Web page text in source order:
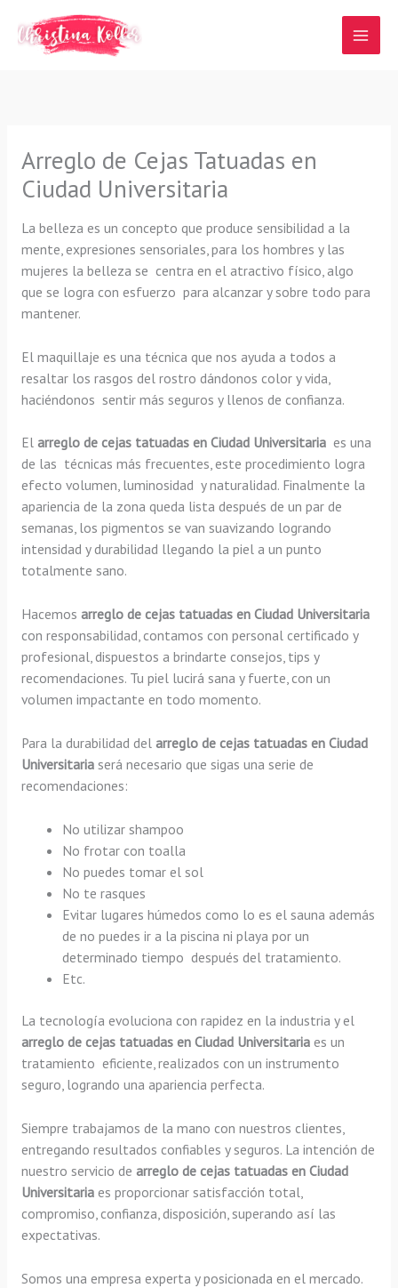
contenido
Arreglo de Cejas Tatuadas en
Ciudad Universitaria
La belleza es un concepto que produce sensibilidad a la
mente, expresiones sensoriales, para los hombres y las
mujeres la belleza se centra en el atractivo físico, algo
que se logra con esfuerzo para alcanzar y sobre todo para
mantener.
El maquillaje es una técnica que nos ayuda a todos a
resaltar los rasgos del rostro dándonos color y vida,
haciéndonos sentir más seguros y llenos de confianza.
El arreglo de cejas tatuadas en Ciudad Universitaria es una
de las técnicas más frecuentes, este procedimiento logra
efecto volumen, luminosidad y naturalidad. Finalmente la
apariencia de la zona queda lista después de un par de
semanas, los pigmentos se van suavizando logrando
intensidad y durabilidad llegando la piel a un punto
totalmente sano.
Hacemos arreglo de cejas tatuadas en Ciudad Universitaria
con responsabilidad, contamos con personal certificado y
profesional, dispuestos a brindarte consejos, tips y
recomendaciones. Tu piel lucirá sana y fuerte, con un
volumen impactante en todo momento.
Para la durabilidad del arreglo de cejas tatuadas en Ciudad
Universitaria será necesario que sigas una serie de
recomendaciones:
No utilizar shampoo
No frotar con toalla
No puedes tomar el sol
No te rasques
Evitar lugares húmedos como lo es el sauna además
de no puedes ir a la piscina ni playa por un
determinado tiempo después del tratamiento.
Etc.
La tecnología evoluciona con rapidez en la industria y el
arreglo de cejas tatuadas en Ciudad Universitariaes un
tratamiento eficiente, realizados con un instrumento
seguro, logrando una apariencia perfecta.
Siempre trabajamos de la mano con nuestros clientes,
entregando resultados confiables y seguros. La intención de
nuestro servicio de arreglo de cejas tatuadas en Ciudad
Universitaria es proporcionar satisfacción total,
compromiso, confianza, disposición, superando así las
expectativas.
Somos una empresa experta y posicionada en el mercado.